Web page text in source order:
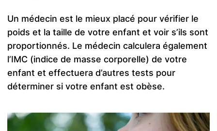
Un médecin est le mieux placé pour vérifier le
poids et la taille de votre enfant et voir s’ils sont
proportionnés. Le médecin calculera également
l’IMC (indice de masse corporelle) de votre
enfant et effectuera d’autres tests pour
déterminer si votre enfant est obèse.